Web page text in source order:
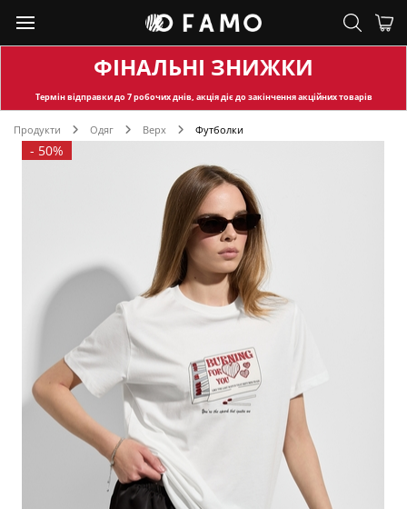
ФІНАЛЬНІ ЗНИЖКИ
Термін відправкидо 7 робочих днів, акція діє до закінчення акційних товарів
Продукти Одяг Верх Футболки
- 50%